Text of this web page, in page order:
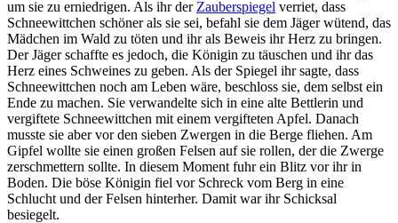
um sie zu erniedrigen. Als ihr der Zauberspiegel verriet, dass
Schneewittchen schöner als sie sei, befahl sie dem Jäger wütend, das
Mädchen im Wald zu töten und ihr als Beweis ihr Herz zu bringen.
Der Jäger schaffte es jedoch, die Königin zu täuschen und ihr das
Herz eines Schweines zu geben. Als der Spiegel ihr sagte, dass
Schneewittchen noch am Leben wäre, beschloss sie, dem selbst ein
Ende zu machen. Sie verwandelte sich in eine alte Bettlerin und
vergiftete Schneewittchen mit einem vergifteten Apfel. Danach
musste sie aber vor den sieben Zwergen in die Berge fliehen. Am
Gipfel wollte sie einen großen Felsen auf sie rollen, der die Zwerge
zerschmettern sollte. In diesem Moment fuhr ein Blitz vor ihr in
Boden. Die böse Königin fiel vor Schreck vom Berg in eine
Schlucht und der Felsen hinterher. Damit war ihr Schicksal
besiegelt.